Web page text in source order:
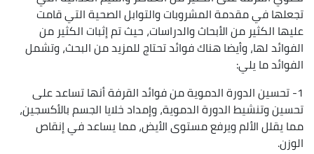
تجعلها في مقدمة المشروبات والتوابل الصحية التي قامت
عليها الكثير من الأبحاث والدراسات، حيث تم إثبات الكثير من
الفوائد لها، وأيضا هناك فوائد تحتاج للمزيد من البحث، وتشمل
الفوائد ما يلي:
1- تحسين الدورة الدموية من فوائد القرفة أنها تساعد على
تحسين وتنشيط الدورة الدموية، وإمداد خلايا الجسم بالأكسجين،
مما يقلل الألم ويرفع مستوى الأيض، مما يساعد في إنقاص
الوزن.